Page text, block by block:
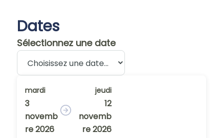
Dates
Sélectionnez une date
mardi
3
novemb
re 2026
jeudi
12
novemb
re 2026